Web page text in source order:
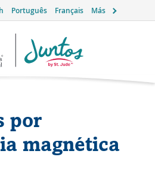
Português Français Más
Logotipo
por
magnética